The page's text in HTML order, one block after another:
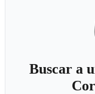
Buscar a